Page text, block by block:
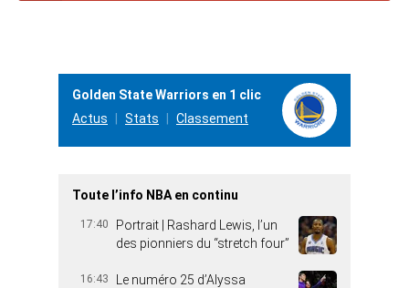
Golden State Warriors en 1 clic
Actus
Stats Classement
Toute l’info NBA en continu
17:40
Portrait | Rashard Lewis, l’un
des pionniers du “stretch four”
16:43
Le numéro 25 d’Alyssa